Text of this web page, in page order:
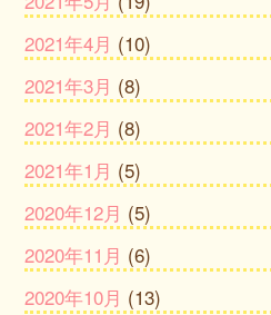
2021年4月 (10)
2021年3月 (8)
2021年2月 (8)
2021年1月 (5)
2020年12月 (5)
2020年11月 (6)
2020年10月 (13)